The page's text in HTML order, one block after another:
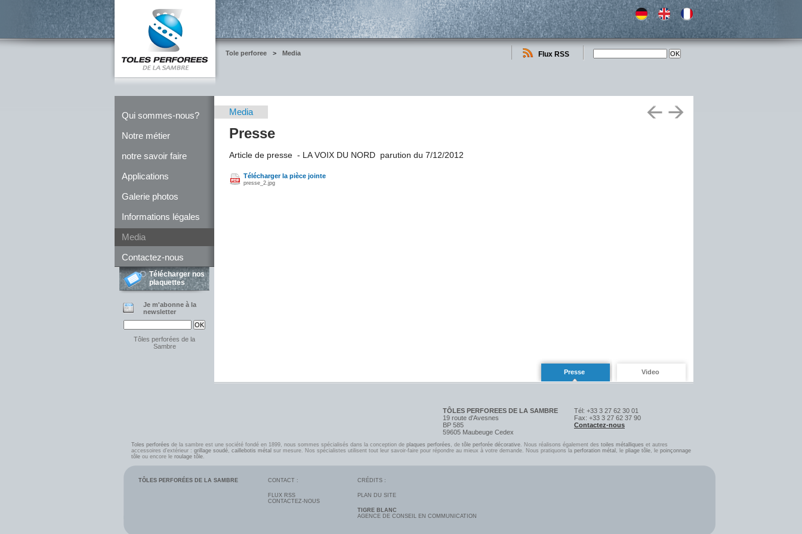
Flux RSS
Tole perforee > Media
Qui sommes-nous?
Notre métier
notre savoir faire
Applications
Galerie photos
Informations légales
Media
Contactez-nous
Télécharger nos
plaquettes
Je m'abonne à la
newsletter
Tôles perforées de la
Sambre
Media
Presse
Article de presse - LA VOIX DU NORD parution du 7/12/2012
Télécharger la pièce jointe
presse_2.jpg
Presse Video
TÔLES PERFOREES DE LA SAMBRE
19 route d'Avesnes
BP 585
59605 Maubeuge Cedex
Tél: +33 3 27 62 30 01
Fax: +33 3 27 62 37 90
Contactez-nous
Toles perforées de la sambre est une société fondé en 1899, nous sommes spécialisés dans la conception de plaques perforées , de tôle perforée décorative. Nous réalisons également des toiles métalliques et autres
accessoires d’extérieur : grillage soudé, caillebotis métal sur mesure. Nos spécialistes utilisent tout leur savoir-faire pour répondre au mieux à votre demande. Nous pratiquons la perforation métal , le pliage tôle, l e poinçonnage
tôleou encore le roulage tôle.
TÔLES PERFORÉES DE LA SAMBRE CONTACT :
FLUX RSS
CONTACTEZ-NOUS
CRÉDITS :
PLAN DU SITE
TIGRE BLANC
AGENCE DE CONSEIL EN COMMUNICATION